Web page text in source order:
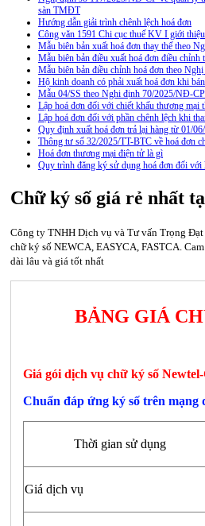
sàn TMĐT
Hướng dẫn giải trình chênh lệch hoá đơn
Công văn 1591 Chi cục thuế KV I giới
Mẫu biên bản xuất hoá đơn thay thế theo
Mẫu biên bản điều xuất hoá đơn điều chỉnh
Mẫu biên bản điều chỉnh hoá đơn theo
Hộ kinh doanh có phải xuất hoá đơn khi
Mẫu 04/SS theo Nghi định 70/2025/NĐ-
Lập hoá đơn đối với chiết khấu thương mại
Lập hoá đơn đối với phần chênh lệch khi
Quy định xuất hoá đơn trả lại hàng từ 01/
Thông tư số 32/2025/TT-BTC về hoá đơn
Hoá đơn thương mại điện tử là gì
Quy trình đăng ký sử dụng hoá đơn đối với
Chữ ký số giá rẻ nhất
Công ty TNHH Dịch vụ và Tư vấn Trọng
chữ ký số NEWCA, EASYCA, FASTCA.
dài lâu và giá tốt nhất
BẢNG GIÁ
Giá gói dịch vụ chữ ký số
Chuẩn đáp ứng ký số trên mạng
Thời gian sử dụng
Giá dịch vụ